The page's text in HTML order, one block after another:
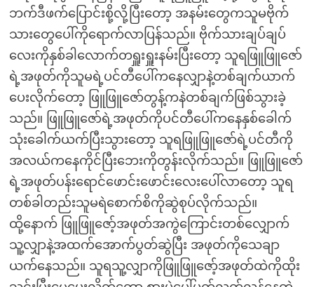
ဘက်ဒီဖက်ပြောင်းစို့လို့ပြီးတော့ အနမ်းတွေကသူမဗိုက်
သားတွေပေါ်ကိုရောက်လာပြန်သည်။ ဗိုက်သားချပ်ချပ်
လေးကိုနှစ်ခါလောက်တရှူးရှူးနမ်းပြီးတော့ သူရဖြူဖြူဇော်
ရဲ့အဖုတ်ကိုသူမရဲ့ပင်တီပေါ်ကနေလျှာနဲ့တစ်ချက်ယာက်
ပေးလိုက်တော့ ဖြူဖြူဇော်တွန့်ကနဲတစ်ချက်ဖြစ်သွားခဲ့
သည်။ ဖြူဖြူဇော်ရဲ့အဖုတ်ကိုပင်တီပေါ်ကနေနှစ်ခေါက်
သုံးခေါက်ယက်ပြီးသွားတော့ သူရဖြူဖြူဇော်ရဲ့ပင်တီကို
အလယ်ကနေကိုင်ပြီးဘေးကိုတွန်းလိုက်သည်။ ဖြူဖြူဇော်
ရဲ့အဖုတ်ပန်းရောင်ဖောင်းဖောင်းလေးပေါ်လာတော့ သူရ
တစ်ခါတည်းသူမရဲစောက်စိကိုဆွဲစုပ်လိုက်သည်။
ထို့နောက် ဖြူဖြူဇော့်အဖုတ်အကွဲကြောင်းတစ်လျှောက်
သူ့လျှာနဲ့အထက်အောက်ပွတ်ဆွဲပြီး အဖုတ်ကိုသေချာ
ယက်နေသည်။ သူရသူ့လျှာကိုဖြူဖြူဇော့်အဖုတ်ထဲကိုထိုး